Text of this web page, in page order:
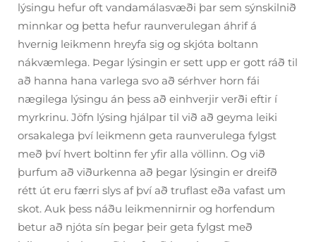
lýsingu hefur oft vandamálasvæði þar sem sýnskilnið
minnkar og þetta hefur raunverulegan áhrif á
hvernig leikmenn hreyfa sig og skjóta boltann
nákvæmlega. Þegar lýsingin er sett upp er gott ráð til
að hanna hana varlega svo að sérhver horn fái
nægilega lýsingu án þess að einhverjir verði eftir í
myrkrinu. Jöfn lýsing hjálpar til við að geyma leiki
orsakalega því leikmenn geta raunverulega fylgst
með því hvert boltinn fer yfir alla völlinn. Og við
þurfum að viðurkenna að þegar lýsingin er dreifð
rétt út eru færri slys af því að truflast eða vafast um
skot. Auk þess náðu leikmennirnir og horfendum
betur að njóta sín þegar þeir geta fylgst með